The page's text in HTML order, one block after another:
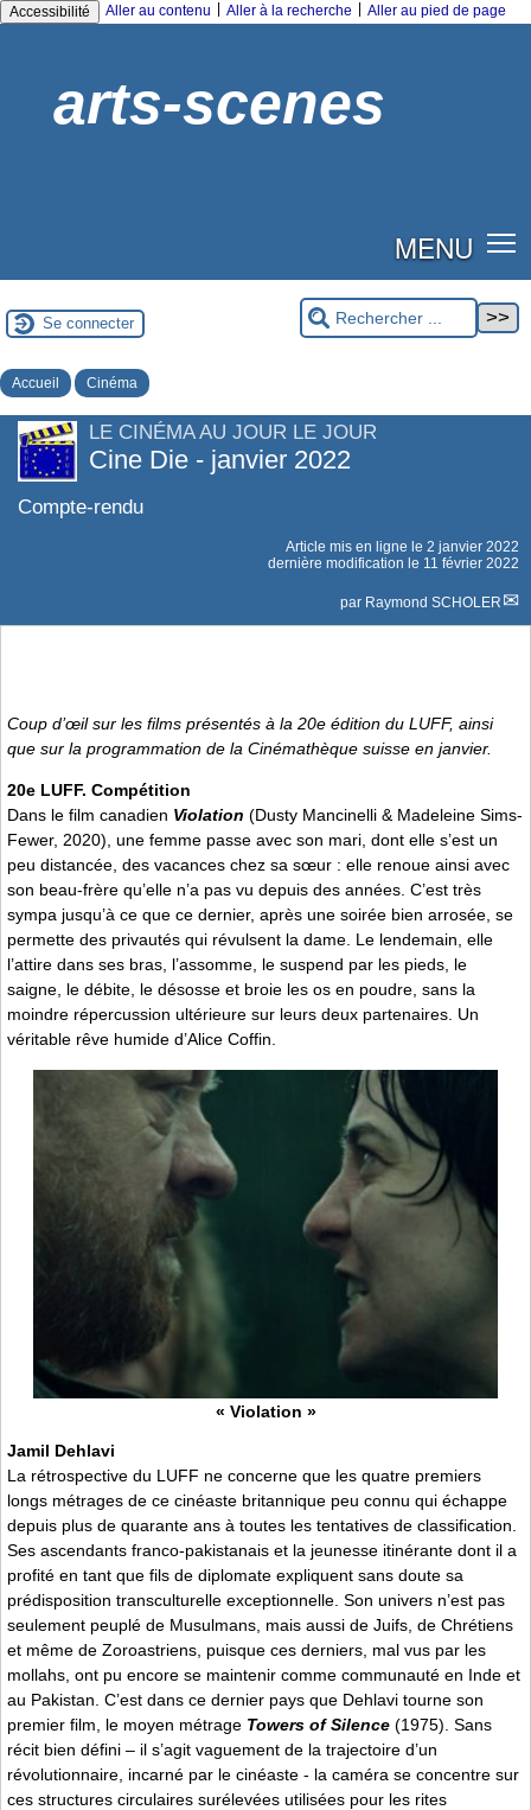
Accessibilité Aller au contenu Aller à la recherche Aller au pied de page
arts-scenes
MENU
Se connecter
Accueil Cinéma
LE CINÉMA AU JOUR LE JOUR
Cine Die - janvier 2022
Compte-rendu
Article mis en ligne le 2 janvier 2022
dernière modification le 11 février 2022
par Raymond SCHOLER
Coup d’œil sur les films présentés à la 20e édition du LUFF, ainsi
que sur la programmation de la Cinémathèque suisse en janvier.
20e LUFF. Compétition
Dans le film canadien Violation (Dusty Mancinelli & Madeleine Sims-
Fewer, 2020), une femme passe avec son mari, dont elle s’est un
peu distancée, des vacances chez sa sœur : elle renoue ainsi avec
son beau-frère qu’elle n’a pas vu depuis des années. C’est très
sympa jusqu’à ce que ce dernier, après une soirée bien arrosée, se
permette des privautés qui révulsent la dame. Le lendemain, elle
l’attire dans ses bras, l’assomme, le suspend par les pieds, le
saigne, le débite, le désosse et broie les os en poudre, sans la
moindre répercussion ultérieure sur leurs deux partenaires. Un
véritable rêve humide d’Alice Coffin.
« Violation »
Jamil Dehlavi
La rétrospective du LUFF ne concerne que les quatre premiers
longs métrages de ce cinéaste britannique peu connu qui échappe
depuis plus de quarante ans à toutes les tentatives de classification.
Ses ascendants franco-pakistanais et la jeunesse itinérante dont il a
profité en tant que fils de diplomate expliquent sans doute sa
prédisposition transculturelle exceptionnelle. Son univers n’est pas
seulement peuplé de Musulmans, mais aussi de Juifs, de Chrétiens
et même de Zoroastriens, puisque ces derniers, mal vus par les
mollahs, ont pu encore se maintenir comme communauté en Inde et
au Pakistan. C’est dans ce dernier pays que Dehlavi tourne son
premier film, le moyen métrage Towers of Silence (1975). Sans
récit bien défini – il s’agit vaguement de la trajectoire d’un
révolutionnaire, incarné par le cinéaste - la caméra se concentre sur
ces structures circulaires surélevées utilisées pour les rites